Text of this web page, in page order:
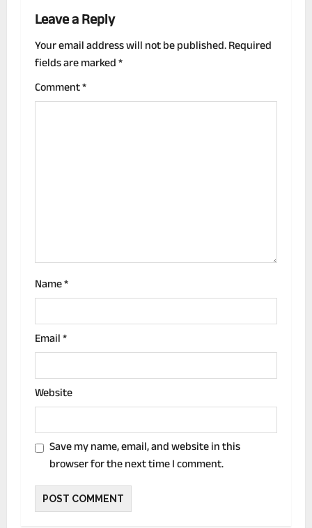
a
v
i
g
n
Leave a Reply
Your email address will not be published.Required
fields are marked*
Comment*
Name*
Email*
Website
Save my name, email, and website in this
browser for the next time I comment.